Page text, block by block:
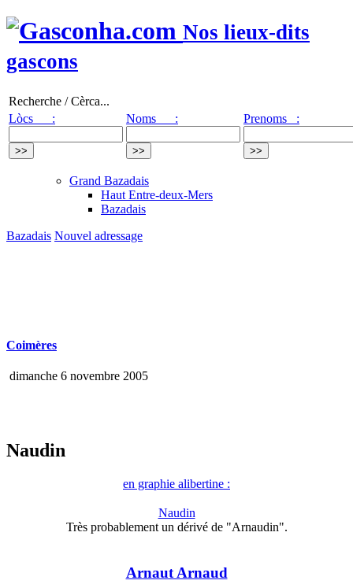
Nos lieux-dits
gascons
Recherche / Cèrca...
Lòcs :
Noms : Prenoms :
Grand Bazadais
Haut Entre-deux-Mers
Bazadais
Bazadais Nouvel adressage
Coimères
dimanche 6 novembre 2005
Naudin
en graphie alibertine :
Naudin
Très probablement un dérivé de "Arnaudin".
Arnaut Arnaud